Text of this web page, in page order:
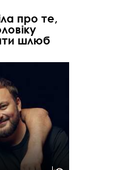
про те,
шлюб